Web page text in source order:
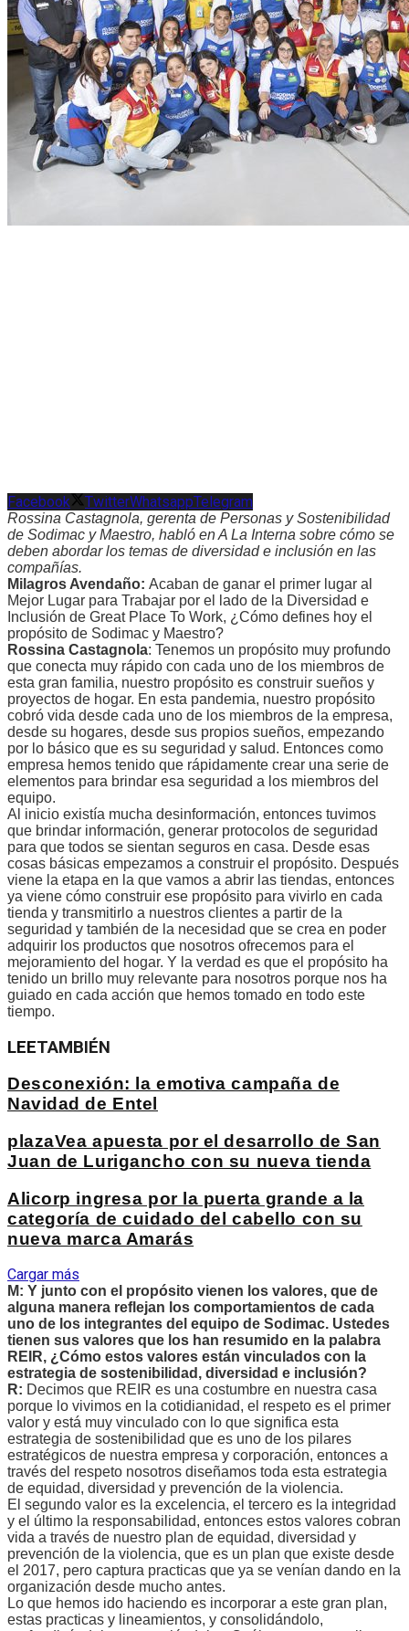
Facebook TwitterWhatsappTelegram
Rossina Castagnola, gerenta de Personas y Sostenibilidad
de Sodimac y Maestro, habló en A La Interna sobre cómo se
deben abordar los temas de diversidad e inclusión en las
compañías.
Milagros Avendaño: Acaban de ganar el primer lugar al
Mejor Lugar para Trabajar por el lado de la Diversidad e
Inclusión de Great Place To Work, ¿Cómo defines hoy el
propósito de Sodimac y Maestro?
Rossina Castagnola: Tenemos un propósito muy profundo
que conecta muy rápido con cada uno de los miembros de
esta gran familia, nuestro propósito es construir sueños y
proyectos de hogar. En esta pandemia, nuestro propósito
cobró vida desde cada uno de los miembros de la empresa,
desde su hogares, desde sus propios sueños, empezando
por lo básico que es su seguridad y salud. Entonces como
empresa hemos tenido que rápidamente crear una serie de
elementos para brindar esa seguridad a los miembros del
equipo.
Al inicio existía mucha desinformación, entonces tuvimos
que brindar información, generar protocolos de seguridad
para que todos se sientan seguros en casa. Desde esas
cosas básicas empezamos a construir el propósito. Después
viene la etapa en la que vamos a abrir las tiendas, entonces
ya viene cómo construir ese propósito para vivirlo en cada
tienda y transmitirlo a nuestros clientes a partir de la
seguridad y también de la necesidad que se crea en poder
adquirir los productos que nosotros ofrecemos para el
mejoramiento del hogar. Y la verdad es que el propósito ha
tenido un brillo muy relevante para nosotros porque nos ha
guiado en cada acción que hemos tomado en todo este
tiempo.
LEETAMBIÉN
Desconexión: la emotiva campaña de
Navidad de Entel
plazaVea apuesta por el desarrollo de San
Juan de Lurigancho con su nueva tienda
Alicorp ingresa por la puerta grande a la
categoría de cuidado del cabello con su
nueva marca Amarás
Cargar más
M: Y junto con el propósito vienen los valores, que de
alguna manera reflejan los comportamientos de cada
uno de los integrantes del equipo de Sodimac. Ustedes
tienen sus valores que los han resumido en la palabra
REIR, ¿Cómo estos valores están vinculados con la
estrategia de sostenibilidad, diversidad e inclusión?
R: Decimos que REIR es una costumbre en nuestra casa
porque lo vivimos en la cotidianidad, el respeto es el primer
valor y está muy vinculado con lo que significa esta
estrategia de sostenibilidad que es uno de los pilares
estratégicos de nuestra empresa y corporación, entonces a
través del respeto nosotros diseñamos toda esta estrategia
de equidad, diversidad y prevención de la violencia.
El segundo valor es la excelencia, el tercero es la integridad
y el último la responsabilidad, entonces estos valores cobran
vida a través de nuestro plan de equidad, diversidad y
prevención de la violencia, que es un plan que existe desde
el 2017, pero captura practicas que ya se venían dando en la
organización desde mucho antes.
Lo que hemos ido haciendo es incorporar a este gran plan,
estas practicas y lineamientos, y consolidándolo,